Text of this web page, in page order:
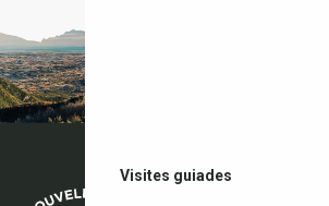
Visites guiades